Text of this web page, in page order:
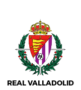
REAL VALLADOLID